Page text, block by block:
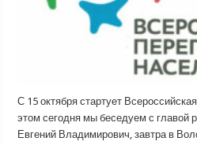
С 15 октября стартует
этом сегодня мы беседуем с
Евгений Владимирович, завтра в